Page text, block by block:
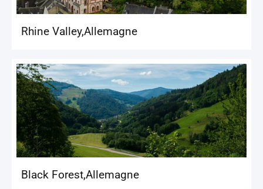
Rhine Valley,Allemagne
Black Forest,Allemagne